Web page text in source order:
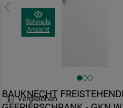
Schnelle
Ansicht
Vergleichen
BAUKNECHT